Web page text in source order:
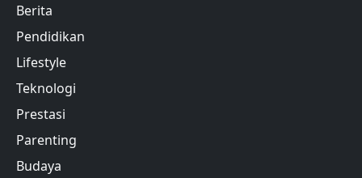
Berita
Pendidikan
Lifestyle
Teknologi
Prestasi
Parenting
Budaya